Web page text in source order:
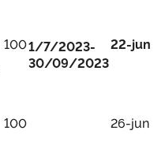
1/7/2023-
30/09/2023
100 22-jun
100 26-jun